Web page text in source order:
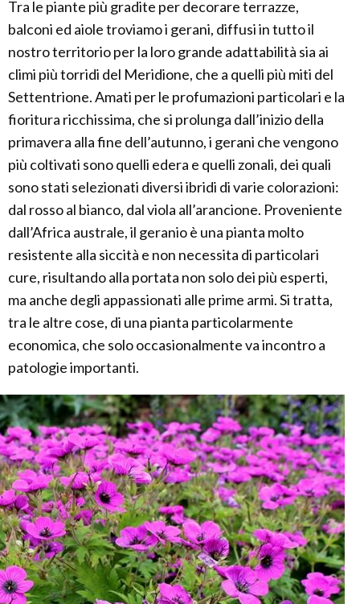
Tra le piante più gradite per decorare terrazze,
balconi ed aiole troviamo i gerani, diffusi in tutto il
nostro territorio per la loro grande adattabilità sia ai
climi più torridi del Meridione, che a quelli più miti del
Settentrione. Amati per le profumazioni particolari e la
fioritura ricchissima, che si prolunga dall’inizio della
primavera alla fine dell’autunno, i gerani che vengono
più coltivati sono quelli edera e quelli zonali, dei quali
sono stati selezionati diversi ibridi di varie colorazioni:
dal rosso al bianco, dal viola all’arancione. Proveniente
dall’Africa australe, il geranio è una pianta molto
resistente alla siccità e non necessita di particolari
cure, risultando alla portata non solo dei più esperti,
ma anche degli appassionati alle prime armi. Si tratta,
tra le altre cose, di una pianta particolarmente
economica, che solo occasionalmente va incontro a
patologie importanti.